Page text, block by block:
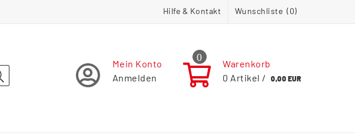
Hilfe & Kontakt Wunschliste (0)
Mein Konto
Anmelden
0
Warenkorb
0 Artikel / 0,00 EUR